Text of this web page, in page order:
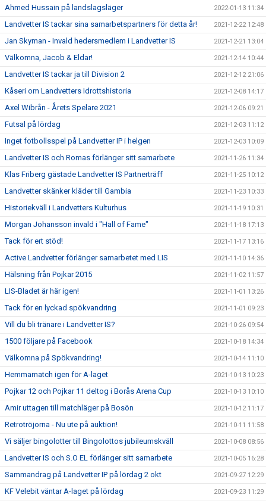
Ahmed Hussain på landslagsläger 2022-01-13 11:34
Landvetter IS tackar sina samarbetspartners för detta år! 2021-12-22 12:48
Jan Skyman - Invald hedersmedlem i Landvetter IS 2021-12-21 13:04
Välkomna, Jacob & Eldar! 2021-12-14 10:44
Landvetter IS tackar ja till Division 2 2021-12-12 21:06
Kåseri om Landvetters Idrottshistoria 2021-12-08 14:17
Axel Wibrån - Årets Spelare 2021 2021-12-06 09:21
Futsal på lördag 2021-12-03 11:12
Inget fotbollsspel på Landvetter IP i helgen 2021-12-03 10:09
Landvetter IS och Romas förlänger sitt samarbete 2021-11-26 11:34
Klas Friberg gästade Landvetter IS Partnerträff 2021-11-25 10:12
Landvetter skänker kläder till Gambia 2021-11-23 10:33
Historiekväll i Landvetters Kulturhus 2021-11-19 10:31
Morgan Johansson invald i "Hall of Fame" 2021-11-18 17:13
Tack för ert stöd! 2021-11-17 13:16
Active Landvetter förlänger samarbetet med LIS 2021-11-10 14:36
Hälsning från Pojkar 2015 2021-11-02 11:57
LIS-Bladet är här igen! 2021-11-01 13:26
Tack för en lyckad spökvandring 2021-11-01 09:23
Vill du bli tränare i Landvetter IS? 2021-10-26 09:54
1500 följare på Facebook 2021-10-18 14:34
Välkomna på Spökvandring! 2021-10-14 11:10
Hemmamatch igen för A-laget 2021-10-13 10:23
Pojkar 12 och Pojkar 11 deltog i Borås Arena Cup 2021-10-13 10:10
Amir uttagen till matchläger på Bosön 2021-10-12 11:17
Retrotröjorna - Nu ute på auktion! 2021-10-11 11:58
Vi säljer bingolotter till Bingolottos jubileumskväll 2021-10-08 08:56
Landvetter IS och S.O EL förlänger sitt samarbete 2021-10-05 16:28
Sammandrag på Landvetter IP på lördag 2 okt 2021-09-27 12:29
KF Velebit väntar A-laget på lördag 2021-09-23 11:29